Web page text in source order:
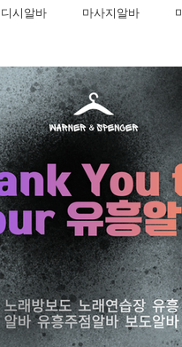
시알바 마사지알바
스웨디시구인 스웨디시
알바 밤문화
홍대유흥업소구인 인천쓰
양배추심기